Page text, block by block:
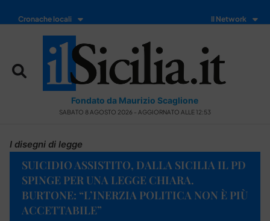
Cronache locali Il Network
Fondato da Maurizio Scaglione
SABATO 8 AGOSTO 2026 - AGGIORNATO ALLE 12:53
I disegni di legge
SUICIDIO ASSISTITO, DALLA SICILIA IL PD
SPINGE PER UNA LEGGE CHIARA.
BURTONE: “L’INERZIA POLITICA NON È PIÙ
ACCETTABILE”